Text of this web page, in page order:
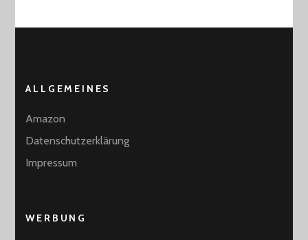
ALLGEMEINES
Amazon
Datenschutzerklärung
Impressum
WERBUNG